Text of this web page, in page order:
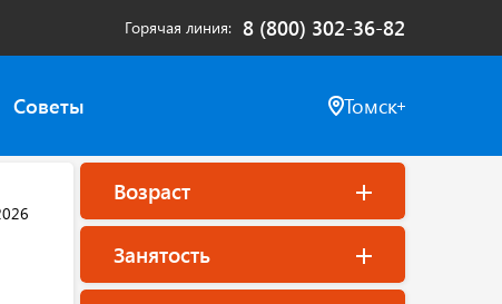
Горячая линия 8 (800) 302-36-82
Советы Томск
Возраст
Занятость